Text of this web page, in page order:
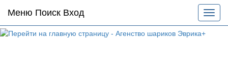
Основное
меню
по
Меню Поиск Вход
меню